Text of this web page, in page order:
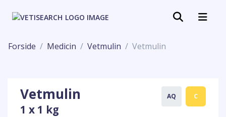
Forside Medicin Vetmulin Vetmulin
Vetmulin
1 x 1 kg
AQ C